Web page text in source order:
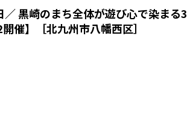
／ 黒崎のまち全体が遊び心で染まる3
催】［北九州市八幡西区］